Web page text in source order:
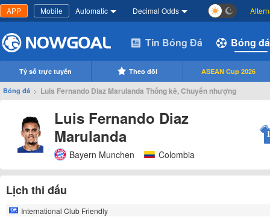
APP Mobile Automatic Decimal Odds
Tin Bóng Đá Bóng đá
Tỷ số trực tuyến Theo dõi ASEAN Cup 2026
Bóng đá > Luis Fernando Diaz Marulanda Thống kê, Chuyển nhượng
Luis Fernando Diaz
Marulanda
Bayern Munchen Colombia
Lịch thi đấu
International Club Friendly